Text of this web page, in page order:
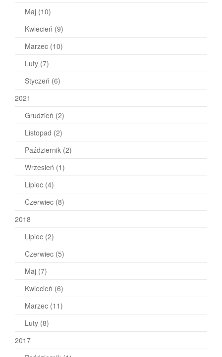
Maj (10)
Kwiecień (9)
Marzec (10)
Luty (7)
Styczeń (6)
2021
Grudzień (2)
Listopad (2)
Październik (2)
Wrzesień (1)
Lipiec (4)
Czerwiec (8)
2018
Lipiec (2)
Czerwiec (5)
Maj (7)
Kwiecień (6)
Marzec (11)
Luty (8)
2017